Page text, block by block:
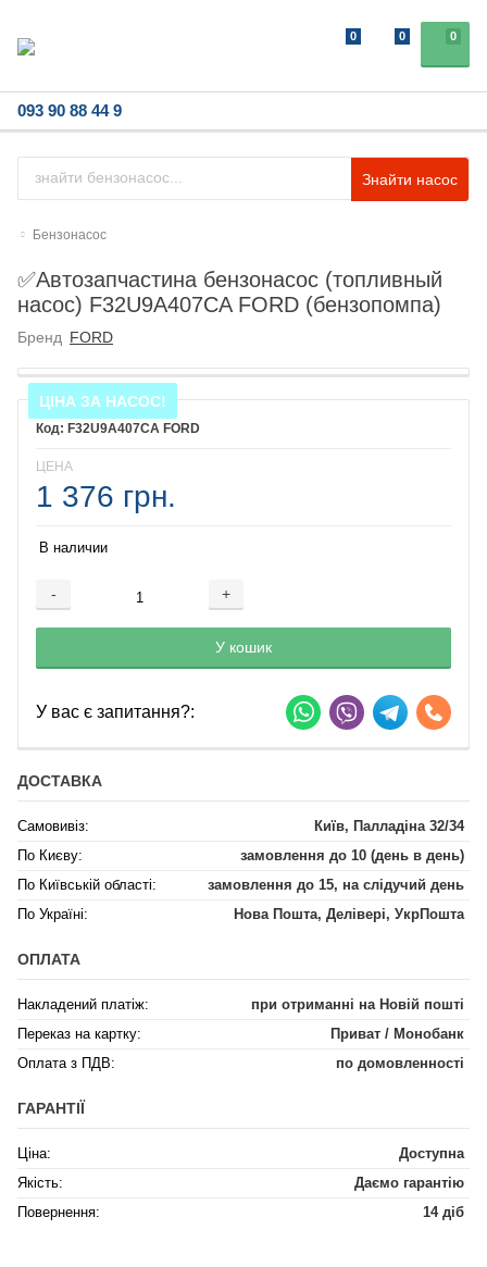
0
0 0
093 90 88 44 9
Знайти насос
Бензонасос
✅Автозапчастина бензонасос (топливный
насос) F32U9A407CA FORD (бензопомпа)
Бренд FORD
ЦІНА ЗА НАСОС!
F32U9A407CA FORD
ЦЕНА
1 376 грн.
В наличии
- +
Добавляется...
У кошик
Добавлен
У вас є запитання?:
ДОСТАВКА
Самовивіз:
Київ, Палладіна 32/34
По Києву:
замовлення до 10 (день в день)
По Київській області:
замовлення до 15, на слідучий день
По Україні:
Нова Пошта, Делівері, УкрПошта
ОПЛАТА
Накладений платіж:
при отриманні на Новій пошті
Переказ на картку:
Приват / Монобанк
Оплата з ПДВ:
по домовленності
ГАРАНТІЇ
Ціна:
Доступна
Якість:
Даємо гарантію
Повернення:
14 діб